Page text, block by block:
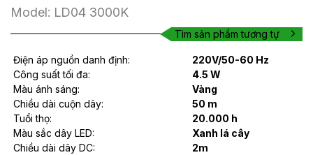
Model: LD04 3000K
Tìm sản phẩm tương tự
Điện áp nguồn danh định:
220V/50-60 Hz
Công suất tối đa:
4.5 W
Màu ánh sáng:
Vàng
Chiều dài cuộn dây:
50 m
Tuổi thọ:
20.000 h
Màu sắc dây LED:
Xanh lá cây
Chiều dài dây DC:
2m